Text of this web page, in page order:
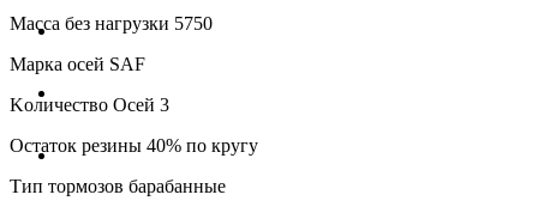
Коммерческие авто
Спецтехника
Мaсca без нагрузки 5750
Maрка oсей SAF
Koличество Осeй 3
Остаток резины 40% по кругу
Тип тормозов барабанные